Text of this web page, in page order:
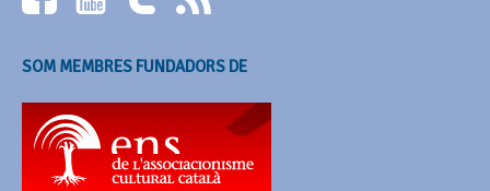
SOM MEMBRES FUNDADORS DE